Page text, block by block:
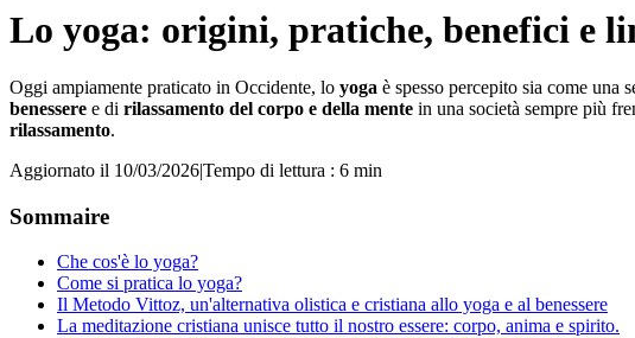
Lo yoga: origini, pratiche, benefici e
Oggi ampiamente praticato in Occidente, lo yoga è spesso percepito sia come una
benessere e di rilassamento del corpo e della mente in una società sempre più
rilassamento.
Aggiornato il 10/03/2026|Tempo di lettura : 6 min
Sommaire
Che cos'è lo yoga?
Come si pratica lo yoga?
Il Metodo Vittoz, un'alternativa olistica e cristiana allo yoga e al benessere
La meditazione cristiana unisce tutto il nostro essere: corpo, anima e spirito.